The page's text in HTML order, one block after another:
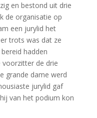
en bestond uit drie
de organisatie op
een jurylid het
trots was dat ze
hadden
voorzitter de drie
grande dame werd
jurylid gaf
van het podium kon